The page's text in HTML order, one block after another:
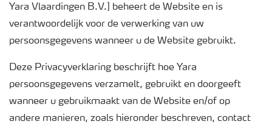
Yara Vlaardingen B.V.] beheert de Website en is
verantwoordelijk voor de verwerking van uw
persoonsgegevens wanneer u de Website gebruikt.
Deze Privacyverklaring beschrijft hoe Yara
persoonsgegevens verzamelt, gebruikt en doorgeeft
wanneer u gebruikmaakt van de Website en/of op
andere manieren, zoals hieronder beschreven, contact